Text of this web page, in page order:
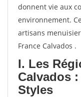
donnent vie aux
environnement.
artisans
France Calvados .
I. Les
Calvados
Styles